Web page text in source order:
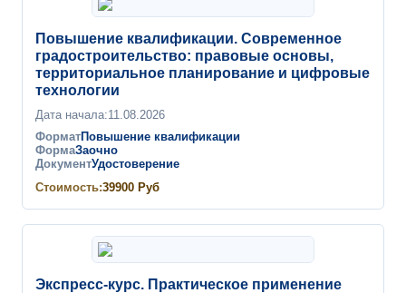
Повышение квалификации. Современное
градостроительство: правовые основы,
территориальное планирование и цифровые
технологии
Дата начала:11.08.2026
ФорматПовышение квалификации
ФормаЗаочно
ДокументУдостоверение
Стоимость:39900 Руб
Экспресс-курс. Практическое применение